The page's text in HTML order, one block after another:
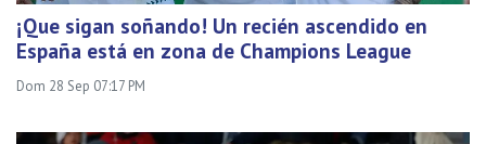
¡Que sigan soñando! Un recién ascendido en
España está en zona de Champions League
Dom 28 Sep 07:17 PM